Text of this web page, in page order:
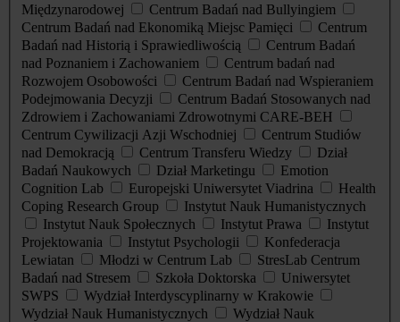
Międzynarodowej
Centrum Badań nad Bullyingiem
Centrum Badań nad Ekonomiką Miejsc Pamięci
Centrum
Badań nad Historią i Sprawiedliwością
Centrum Badań
nad Poznaniem i Zachowaniem
Centrum badań nad
Rozwojem Osobowości
Centrum Badań nad Wspieraniem
Podejmowania Decyzji
Centrum Badań Stosowanych nad
Zdrowiem i Zachowaniami Zdrowotnymi CARE-BEH
Centrum Cywilizacji Azji Wschodniej
Centrum Studiów
nad Demokracją
Centrum Transferu Wiedzy
Dział
Badań Naukowych
Dział Marketingu
Emotion
Cognition Lab
Europejski Uniwersytet Viadrina
Health
Coping Research Group
Instytut Nauk Humanistycznych
Instytut Nauk Społecznych
Instytut Prawa
Instytut
Projektowania
Instytut Psychologii
Konfederacja
Lewiatan
Młodzi w Centrum Lab
StresLab Centrum
Badań nad Stresem
Szkoła Doktorska
Uniwersytet
SWPS
Wydział Interdyscyplinarny w Krakowie
Wydział Nauk Humanistycznych
Wydział Nauk